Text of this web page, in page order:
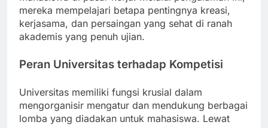
mereka mempelajari betapa pentingnya kreasi,
kerjasama, dan persaingan yang sehat di ranah
akademis yang penuh ujian.
Peran Universitas terhadap Kompetisi
Universitas memiliki fungsi krusial dalam
mengorganisir mengatur dan mendukung berbagai
lomba yang diadakan untuk mahasiswa. Lewat